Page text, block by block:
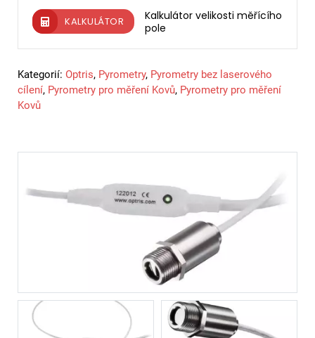
Kalkulátor velikosti měřícího
pole
KALKULÁTOR
Kategorií: Optris, Pyrometry, Pyrometry bez laserového
cílení, Pyrometry pro měření Kovů, Pyrometry pro měření
Kovů